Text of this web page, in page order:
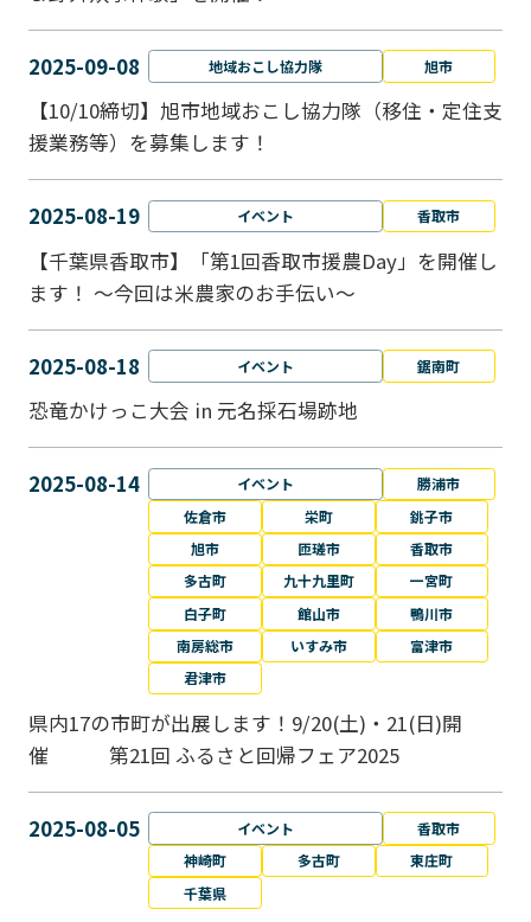
2025-09-08 地域おこし協力隊 旭市
【10/10締切】旭市地域おこし協力隊（移住・定住支
援業務等）を募集します！
2025-08-19 イベント 香取市
【千葉県香取市】「第1回香取市援農Day」を開催し
ます！ ～今回は米農家のお手伝い～
2025-08-18 イベント 鋸南町
恐竜かけっこ大会 in 元名採石場跡地
2025-08-14 イベント
勝浦市
佐倉市
栄町
銚子市
旭市
匝瑳市
香取市
多古町
九十九里町
一宮町
白子町
館山市
鴨川市
南房総市
いすみ市
富津市
君津市
県内17の市町が出展します！9/20(土)・21(日)開
催 第21回 ふるさと回帰フェア2025
2025-08-05 イベント
香取市
神崎町
多古町
東庄町
千葉県